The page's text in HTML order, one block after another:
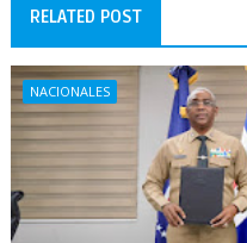
RELATED POST
NACIONALES